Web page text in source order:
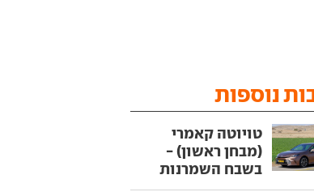
נוספות
טויוטה קאמרי
(מבחן ראשון) -
בשבח השמרנות